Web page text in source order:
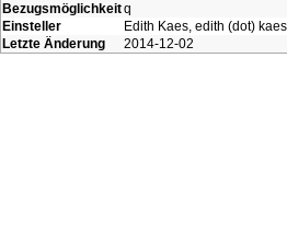
Bezugsmöglichkeitq
Einsteller
Edith Kaes, edith (dot)
Letzte Änderung
2014-12-02